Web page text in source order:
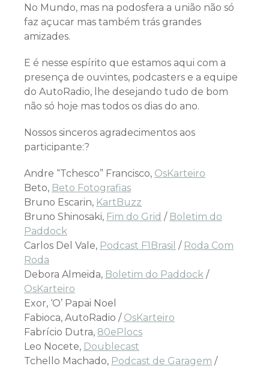
No Mundo, mas na podosfera a união não só
faz açucar mas também trás grandes
amizades.
E é nesse espírito que estamos aqui com a
presença de ouvintes, podcasters e a equipe
do AutoRadio, lhe desejando tudo de bom
não só hoje mas todos os dias do ano.
Nossos sinceros agradecimentos aos
participante:?
Andre “Tchesco” Francisco, OsKarteiro
Beto, Beto Fotografias
Bruno Escarin, KartBuzz
Bruno Shinosaki, Fim do Grid / Boletim do
Paddock
Carlos Del Vale, Podcast F1Brasil / Roda Com
Roda
Debora Almeida, Boletim do Paddock /
OsKarteiro
Exor, ‘O’ Papai Noel
Fabioca, AutoRadio / OsKarteiro
Fabrício Dutra, 80ePlocs
Leo Nocete, Doublecast
Tchello Machado, Podcast de Garagem /